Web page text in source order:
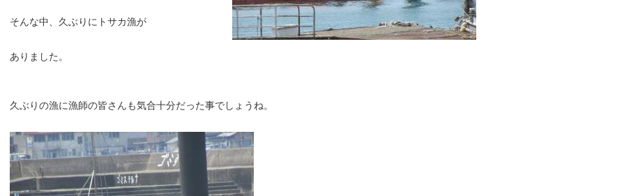
そんな中、久ぶりにトサカ漁が
ありました。
久ぶりの漁に漁師の皆さんも気合十分だった事でしょうね。